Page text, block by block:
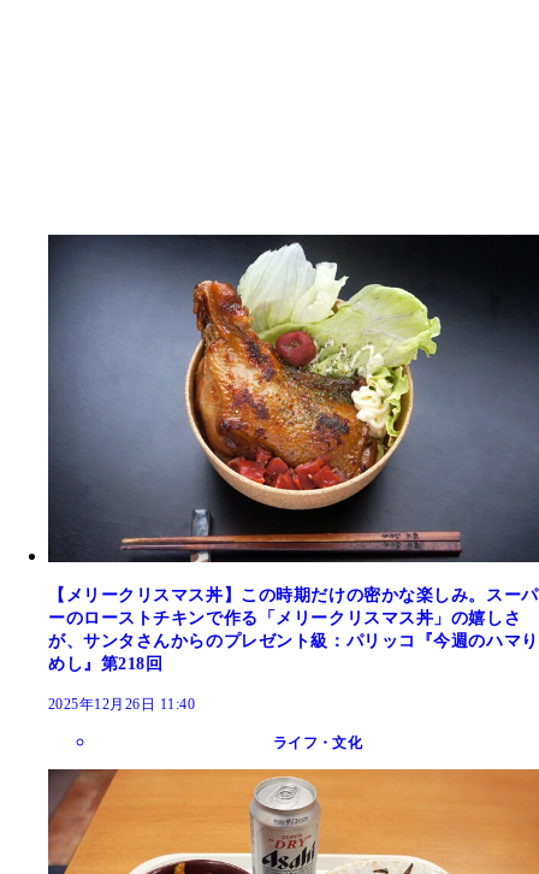
【メリークリスマス丼】この時期だけの密かな楽しみ。スーパ
ーのローストチキンで作る「メリークリスマス丼」の嬉しさ
が、サンタさんからのプレゼント級：パリッコ『今週のハマり
めし』第218回
2025年12月26日 11:40
ライフ・文化